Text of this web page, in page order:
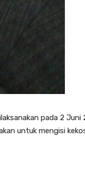
pada 2 Juni
untuk mengisi